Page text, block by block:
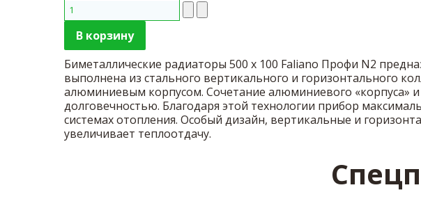
Биметаллические радиаторы 500 х 100 Faliano Профи N2
выполнена из стального вертикального и горизонтального
алюминиевым корпусом. Сочетание алюминиевого «корпуса»
долговечностью. Благодаря этой технологии прибор
системах отопления. Особый дизайн, вертикальные и
увеличивает теплоотдачу.